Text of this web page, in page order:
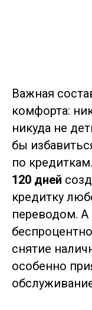
Важная
комфорта:
никуда не
бы
по кредиткам.
120 дней
кредитку
переводом.
снятие
особенно